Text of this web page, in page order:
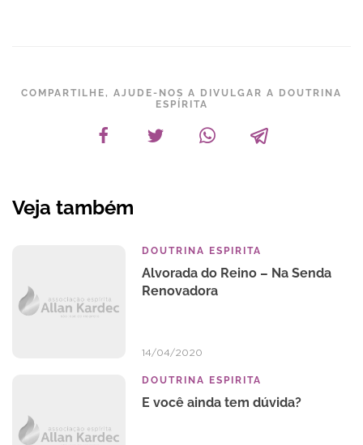
COMPARTILHE, AJUDE-NOS A DIVULGAR A DOUTRINA
ESPÍRITA
Veja também
DOUTRINA ESPIRITA
Alvorada do Reino – Na Senda
Renovadora
14/04/2020
DOUTRINA ESPIRITA
E você ainda tem dúvida?